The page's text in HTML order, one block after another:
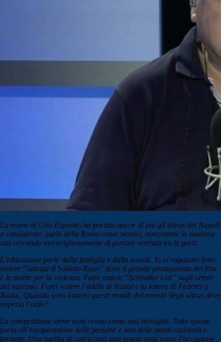
La morte di Ciro Esposito ha portato ancor di più gli ultras del Napoli
a considerare quelli della Roma come nemici, nonostante la mamma
stia cercando meravigliosamente di portare serenità tra le parti.
L’educazione parte dalla famiglia e dalla scuola. Io ai ragazzini farei
vedere “Salvate il Soldato Ryan” dove il grande protagonista del film
è la morte per la violenza. Farei vedere “Schindler List” sugli orrori
del nazismo. Farei vedere l’addio di Nadal e la lettera di Federer a
Nadal. Quando sono lontani questi mondi dal mondo degli ultras dove
imperia l’odio?
La competizione viene vista ormai come una battaglia. Tutto questo
porta all’esasperazione delle persone e non delle menti razionali e
formate. Una partita di calcio può mai essere vista come l’occasione